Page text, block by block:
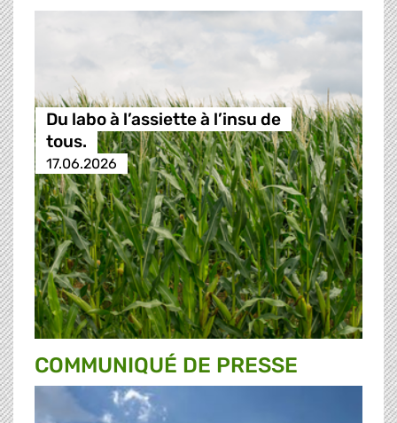
Du labo à l’assiette à l’insu de
tous.
17.06.2026
COMMUNIQUÉ DE PRESSE